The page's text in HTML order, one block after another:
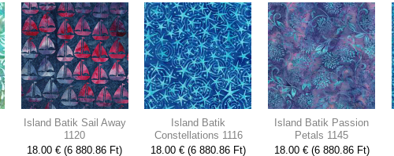
Island Batik Sail Away
1120
18.00 € (6 880.86 Ft)
Island Batik
Constellations 1116
18.00 € (6 880.86 Ft)
Island Batik Passion
Petals 1145
18.00 € (6 880.86 Ft)